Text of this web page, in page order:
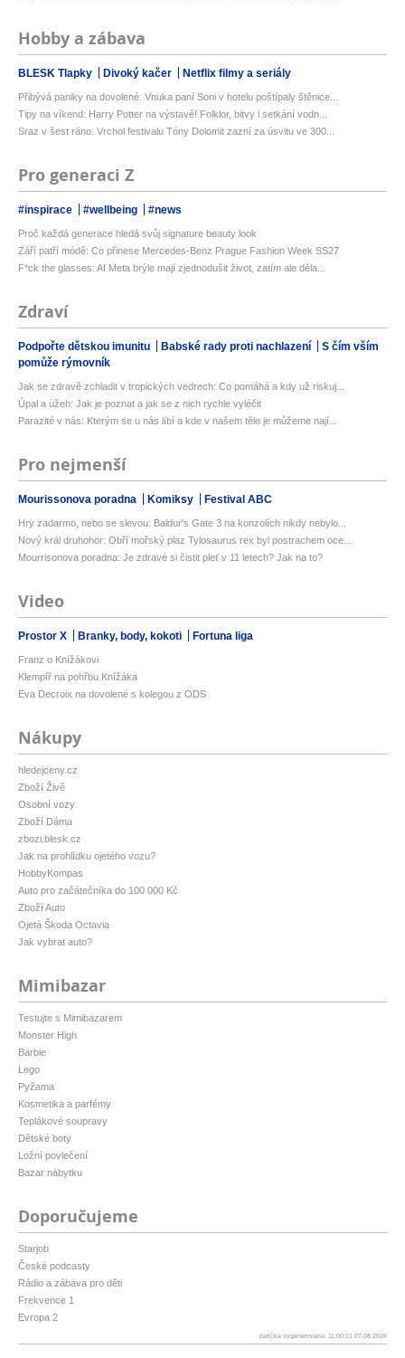
Hobby a zábava
BLESK Tlapky Divoký kačer Netflix filmy a seriály
Přibývá paniky na dovolené: Vnuka paní Soni v hotelu poštípaly štěnice...
Tipy na víkend: Harry Potter na výstavě! Folklor, bitvy i setkání vodn...
Sraz v šest ráno. Vrchol festivalu Tóny Dolomit zazní za úsvitu ve 300...
Pro generaci Z
#inspirace #wellbeing #news
Proč každá generace hledá svůj signature beauty look
Září patří módě: Co přinese Mercedes-Benz Prague Fashion Week SS27
F*ck the glasses: AI Meta brýle mají zjednodušit život, zatím ale děla...
Zdraví
Podpořte dětskou imunitu Babské rady proti nachlazení
S čím vším
pomůže rýmovník
Jak se zdravě zchladit v tropických vedrech: Co pomáhá a kdy už riskuj...
Úpal a úžeh: Jak je poznat a jak se z nich rychle vyléčit
Parazité v nás: Kterým se u nás líbí a kde v našem těle je můžeme nají...
Pro nejmenší
Mourissonova poradna Komiksy Festival ABC
Hry zadarmo, nebo se slevou: Baldur's Gate 3 na konzolích nikdy nebylo...
Nový král druhohor: Obří mořský plaz Tylosaurus rex byl postrachem oce...
Mourrisonova poradna: Je zdravé si čistit pleť v 11 letech? Jak na to?
Video
Prostor X Branky, body, kokoti Fortuna liga
Franz o Knížákovi
Klempíř na pohřbu Knížáka
Eva Decroix na dovolené s kolegou z ODS
Nákupy
hledejceny.cz
Zboží Živě
Osobní vozy
Zboží Dáma
zbozi.blesk.cz
Jak na prohlídku ojetého vozu?
HobbyKompas
Auto pro začátečníka do 100 000 Kč
Zboží Auto
Ojetá Škoda Octavia
Jak vybrat auto?
Mimibazar
Testujte s Mimibazarem
Monster High
Barbie
Lego
Pyžama
Kosmetika a parfémy
Teplákové soupravy
Dětské boty
Ložní povlečení
Bazar nábytku
Doporučujeme
Starjob
České podcasty
Rádio a zábava pro děti
Frekvence 1
Evropa 2
patička vygenerovaná: 11:00:21 07.08.2026